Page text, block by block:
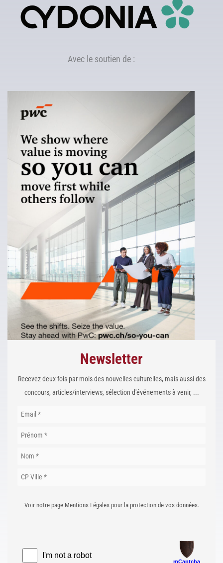
Avec le soutien de :
Newsletter
Recevez deux fois par mois des nouvelles culturelles, mais aussi des
concours, articles/interviews, sélection d'événements à venir, ...
Voir notre page Mentions Légales pour la protection de vos données.